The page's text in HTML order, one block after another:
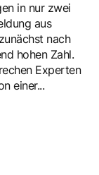
in nur zwei
aus
nach
hohen Zahl.
Experten
einer...